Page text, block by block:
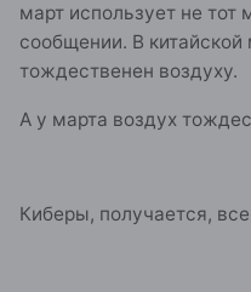
март использует не
сообщении. В
тождественен воздуху.
А у марта воздух
Киберы, получается,